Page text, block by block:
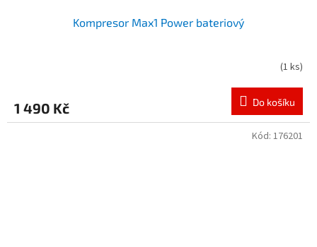
Kompresor Max1 Power bateriový
(1 ks)
1 490 Kč Do košíku
Kód: 176201